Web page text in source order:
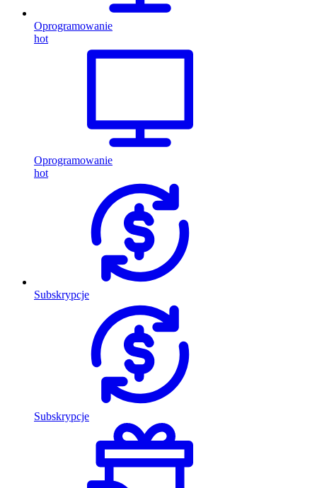
Oprogramowanie
hot
Oprogramowanie
hot
Subskrypcje
Subskrypcje